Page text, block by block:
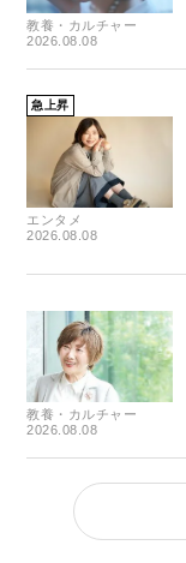
教養・カルチャー
2026.08.08
急上昇
エンタメ
2026.08.08
教養・カルチャー
2026.08.08